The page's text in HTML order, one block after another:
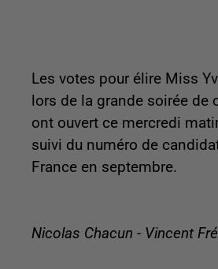
Les votes pour élire Miss
lors de la grande soirée de
ont ouvert ce mercredi
suivi du numéro de
France en septembre.
Nicolas Chacun - Vincent